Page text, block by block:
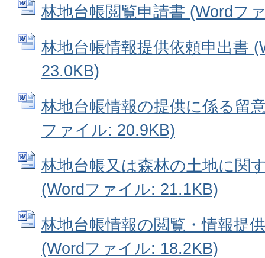
林地台帳閲覧申請書 (Wordフ
林地台帳情報提供依頼申出書
23.0KB)
林地台帳情報の提供に係る留
ファイル: 20.9KB)
林地台帳又は森林の土地に関
(Wordファイル: 21.1KB)
林地台帳情報の閲覧・情報提
(Wordファイル: 18.2KB)